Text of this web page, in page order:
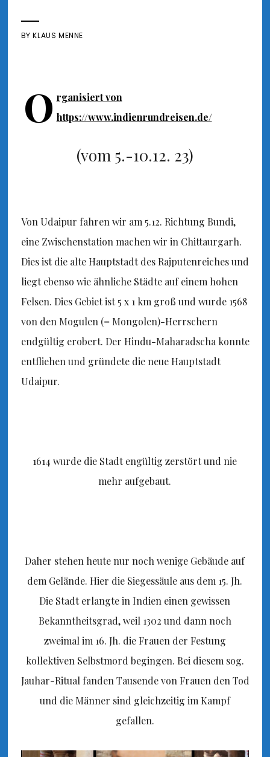
BYKLAUS MENNE
O rganisiert von
https://www.indienrundreisen.de/
(vom 5.-10.12. 23)
Von Udaipur fahren wir am 5.12. Richtung Bundi,
eine Zwischenstation machen wir in Chittaurgarh.
Dies ist die alte Hauptstadt des Rajputenreiches und
liegt ebenso wie ähnliche Städte auf einem hohen
Felsen. Dies Gebiet ist 5 x 1 km groß und wurde 1568
von den Mogulen (= Mongolen)-Herrschern
endgültig erobert. Der Hindu-Maharadscha konnte
entfliehen und gründete die neue Hauptstadt
Udaipur.
1614 wurde die Stadt engültig zerstört und nie
mehr aufgebaut.
Daher stehen heute nur noch wenige Gebäude auf
dem Gelände. Hier die Siegessäule aus dem 15. Jh.
Die Stadt erlangte in Indien einen gewissen
Bekanntheitsgrad, weil 1302 und dann noch
zweimal im 16. Jh. die Frauen der Festung
kollektiven Selbstmord begingen. Bei diesem sog.
Jauhar-Ritual fanden Tausende von Frauen den Tod
und die Männer sind gleichzeitig im Kampf
gefallen.